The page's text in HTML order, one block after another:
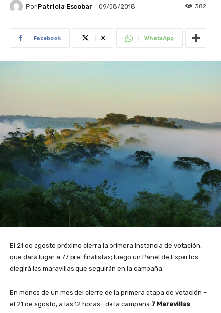
Por Patricia Escobar 09/08/2018 382
Facebook X WhatsApp
El 21 de agosto próximo cierra la primera instancia de votación,
que dará lugar a 77 pre-finalistas; luego un Panel de Expertos
elegirá las maravillas que seguirán en la campaña.
En menos de un mes del cierre de la primera etapa de votación –
el 21 de agosto, a las 12 horas– de la campaña 7 Maravillas